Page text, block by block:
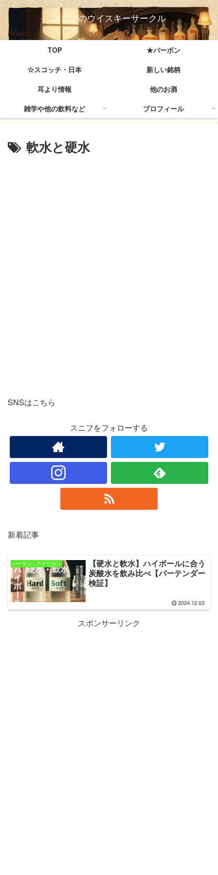
スニフのウイスキーサークル
TOP
★バーボン
☆スコッチ・日本
新しい銘柄
耳より情報
他のお酒
雑学や他の飲料など
プロフィール
軟水と硬水
SNSはこちら
スニフをフォローする
新着記事
バーボン・アメリカン
【硬水と軟水】ハイボールに合う
炭酸水を飲み比べ【バーテンダー
検証】
2024.12.03
スポンサーリンク